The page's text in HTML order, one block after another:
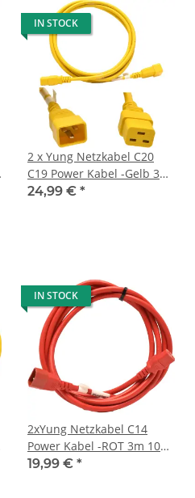
IN STOCK
2 x Yung Netzkabel C20
C19 Power Kabel -Gelb 3m
16A 250V Verlängerung
24,99 € *
IN STOCK
2xYung Netzkabel C14
Power Kabel -ROT 3m 10A
250V Verlängerung
19,99 € *